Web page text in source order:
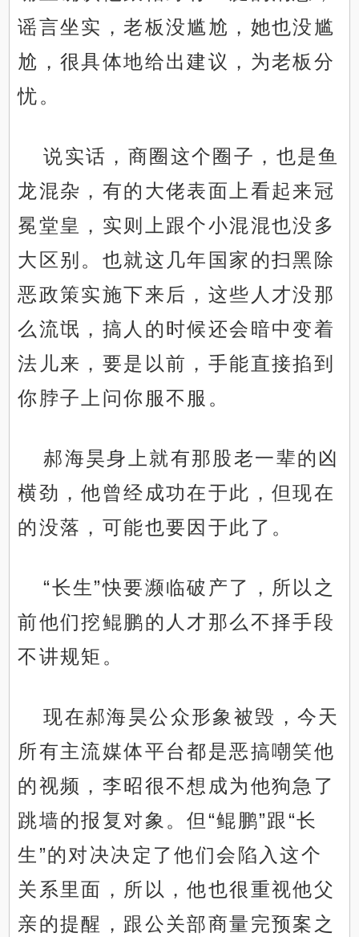
谣言坐实，老板没尴尬，她也没尴
尬，很具体地给出建议，为老板分
忧。
说实话，商圈这个圈子，也是鱼
龙混杂，有的大佬表面上看起来冠
冕堂皇，实则上跟个小混混也没多
大区别。也就这几年国家的扫黑除
恶政策实施下来后，这些人才没那
么流氓，搞人的时候还会暗中变着
法儿来，要是以前，手能直接掐到
你脖子上问你服不服。
郝海昊身上就有那股老一辈的凶
横劲，他曾经成功在于此，但现在
的没落，可能也要因于此了。
“长生”快要濒临破产了，所以之
前他们挖鲲鹏的人才那么不择手段
不讲规矩。
现在郝海昊公众形象被毁，今天
所有主流媒体平台都是恶搞嘲笑他
的视频，李昭很不想成为他狗急了
跳墙的报复对象。但“鲲鹏”跟“长
生”的对决决定了他们会陷入这个
关系里面，所以，他也很重视他父
亲的提醒，跟公关部商量完预案之